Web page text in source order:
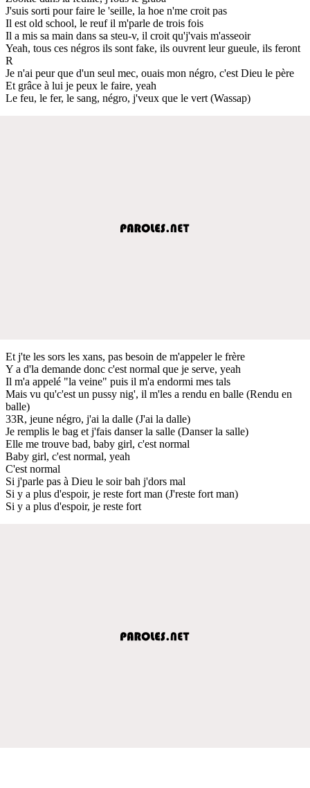
J'suis sorti pour faire le 'seille, la hoe n'me croit pas
Il est old school, le reuf il m'parle de trois fois
Il a mis sa main dans sa steu-v, il croit qu'j'vais m'asseoir
Yeah, tous ces négros ils sont fake, ils ouvrent leur gueule, ils feront
R
Je n'ai peur que d'un seul mec, ouais mon négro, c'est Dieu le père
Et grâce à lui je peux le faire, yeah
Le feu, le fer, le sang, négro, j'veux que le vert (Wassap)
Et j'te les sors les xans, pas besoin de m'appeler le frère
Y a d'la demande donc c'est normal que je serve, yeah
Il m'a appelé "la veine" puis il m'a endormi mes tals
Mais vu qu'c'est un pussy nig', il m'les a rendu en balle (Rendu en
balle)
33R, jeune négro, j'ai la dalle (J'ai la dalle)
Je remplis le bag et j'fais danser la salle (Danser la salle)
Elle me trouve bad, baby girl, c'est normal
Baby girl, c'est normal, yeah
C'est normal
Si j'parle pas à Dieu le soir bah j'dors mal
Si y a plus d'espoir, je reste fort man (J'reste fort man)
Si y a plus d'espoir, je reste fort